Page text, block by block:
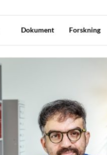
Dokument Forskning